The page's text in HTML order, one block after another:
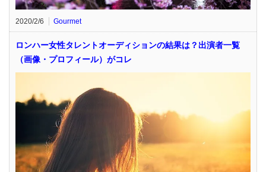
2020/2/6 Gourmet
ロンハー女性タレントオーディションの結果は？出演者一覧
（画像・プロフィール）がコレ